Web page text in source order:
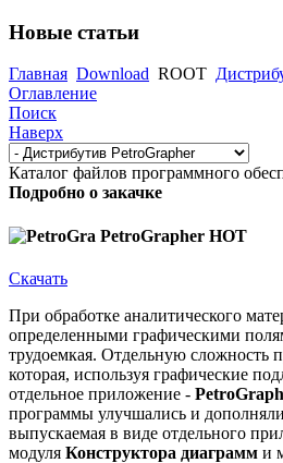
Новые статьи
Главная Download ROOT
Оглавление
Поиск
Наверх
Каталог файлов программного
Подробно о закачке
PetroGrapher HOT
Скачать
При обработке аналитического
определенными графическими
трудоемкая. Отдельную сложность
которая, используя графические
отдельное приложение -
программы улучшались и
выпускаемая в виде отдельного
модуля Конструктора диаграмм и